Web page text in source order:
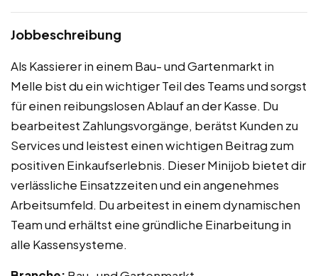
Jobbeschreibung
Als Kassierer in einem Bau- und Gartenmarkt in
Melle bist du ein wichtiger Teil des Teams und sorgst
für einen reibungslosen Ablauf an der Kasse. Du
bearbeitest Zahlungsvorgänge, berätst Kunden zu
Services und leistest einen wichtigen Beitrag zum
positiven Einkaufserlebnis. Dieser Minijob bietet dir
verlässliche Einsatzzeiten und ein angenehmes
Arbeitsumfeld. Du arbeitest in einem dynamischen
Team und erhältst eine gründliche Einarbeitung in
alle Kassensysteme.